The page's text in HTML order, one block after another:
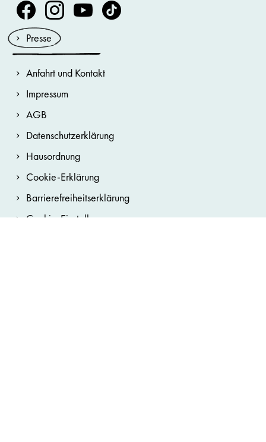
Volksoper Facebook
Volksoper Instagram
Volksoper Youtube
Volksoper TikTok
Presse
Anfahrt und Kontakt
Impressum
AGB
Datenschutzerklärung
Hausordnung
Cookie-Erklärung
Barrierefreiheitserklärung
Cookie-Einstellungen